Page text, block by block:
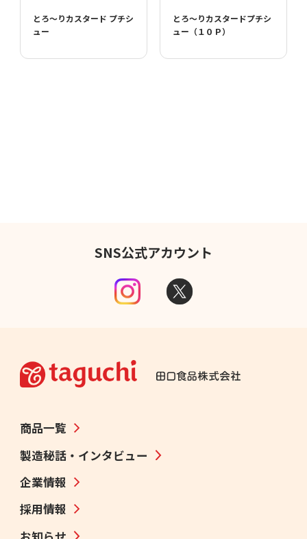
とろ～りカスタード プチシ
ュー
とろ～りカスタードプチシ
ュー（１０Ｐ）
SNS公式アカウント
商品一覧
製造秘話・インタビュー
企業情報
採用情報